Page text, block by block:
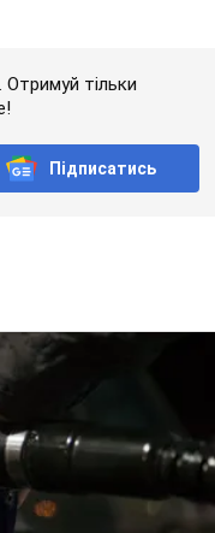
Отримуй тільки
Підписатись